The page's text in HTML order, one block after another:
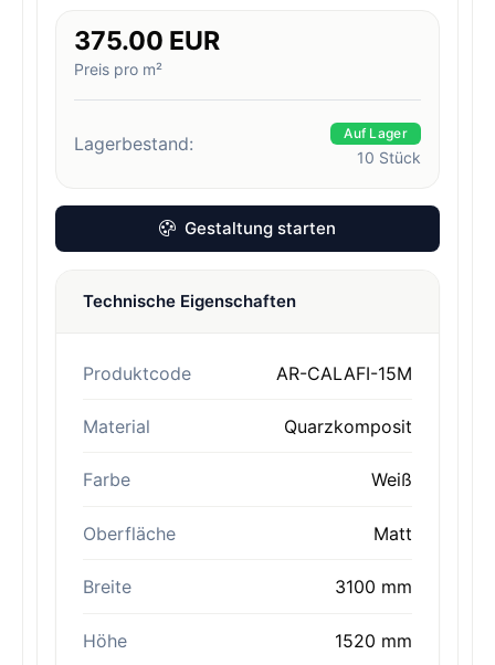
375.00 EUR
Preis pro m²
Lagerbestand: Auf Lager
10 Stück
Gestaltung starten
Technische Eigenschaften
Produktcode AR-CALAFI-15M
Material Quarzkomposit
Farbe Weiß
Oberfläche Matt
Breite 3100 mm
Höhe 1520 mm